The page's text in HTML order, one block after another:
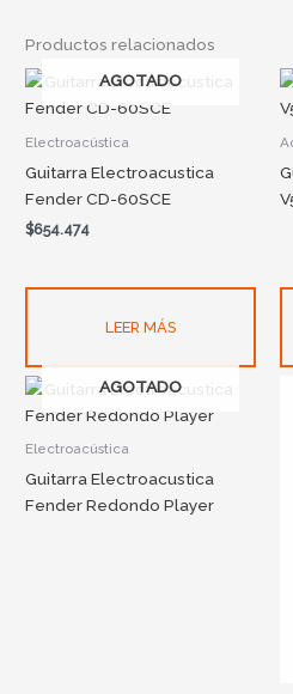
Productos relacionados
AGOTADO
Electroacústica
Guitarra Electroacustica
Fender CD-60SCE
$654.474
LEER MÁS
AGOTADO
Electroacústica
Guitarra Electroacustica
Fender Redondo Player